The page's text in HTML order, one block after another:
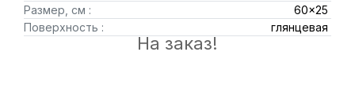
Размер, см :
60x25
Поверхность :
глянцевая
На заказ!